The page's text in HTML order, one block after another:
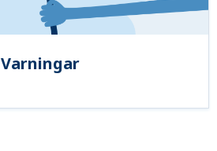
Varningar